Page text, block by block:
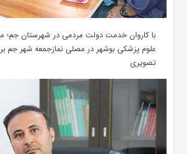
با کاروان خدمت دولت مردمی در شهرستان جم؛
علوم پزشکی بوشهر در مصلی نمازجمعه شهر جم
تصویری